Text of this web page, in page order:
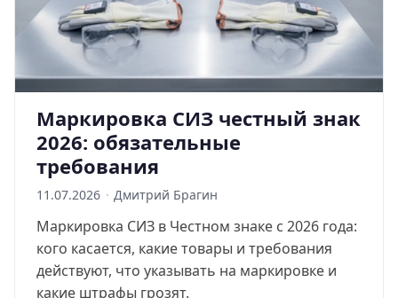
Маркировка СИЗ честный знак
2026: обязательные
требования
11.07.2026 · Дмитрий Брагин
Маркировка СИЗ в Честном знаке с 2026 года:
кого касается, какие товары и требования
действуют, что указывать на маркировке и
какие штрафы грозят.